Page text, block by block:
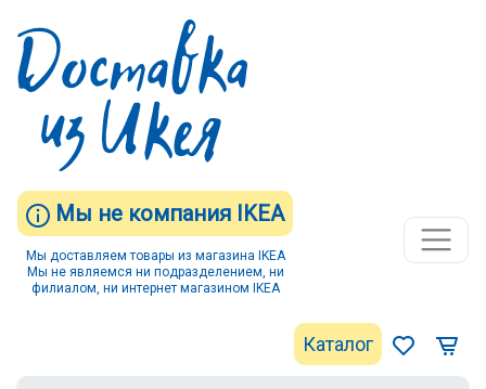
Мы не компания IKEA
Мы доставляем товары из магазина IKEA
Мы не являемся ни подразделением, ни
филиалом, ни интернет магазином IKEA
Каталог